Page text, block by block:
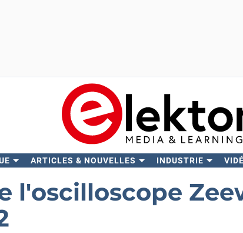
ARTICLES & NOUVELLES INDUSTRIE
l'oscilloscope